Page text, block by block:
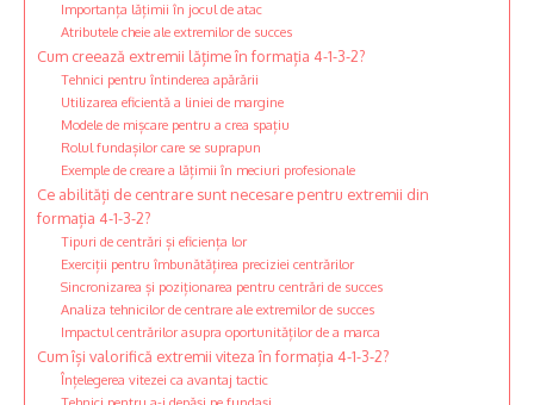
Importanța lățimii în jocul de atac
Atributele cheie ale extremilor de succes
Cum creează extremii lățime în formația 4-1-3-2?
Tehnici pentru întinderea apărării
Utilizarea eficientă a liniei de margine
Modele de mișcare pentru a crea spațiu
Rolul fundașilor care se suprapun
Exemple de creare a lățimii în meciuri profesionale
Ce abilități de centrare sunt necesare pentru extremii din
formația 4-1-3-2?
Tipuri de centrări și eficiența lor
Exerciții pentru îmbunătățirea preciziei centrărilor
Sincronizarea și poziționarea pentru centrări de succes
Analiza tehnicilor de centrare ale extremilor de succes
Impactul centrărilor asupra oportunităților de a marca
Cum își valorifică extremii viteza în formația 4-1-3-2?
Înțelegerea vitezei ca avantaj tactic